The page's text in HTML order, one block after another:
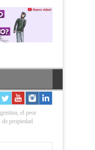
el peor
de propiedad